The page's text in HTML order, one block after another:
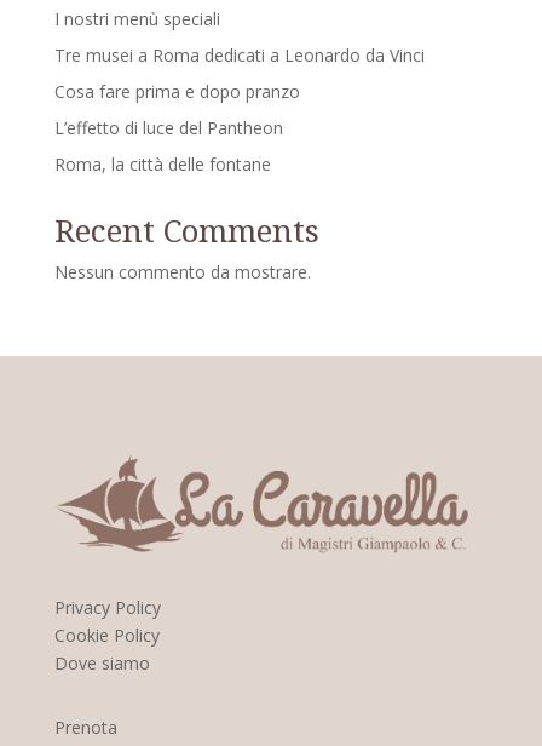
I nostri menù speciali
Tre musei a Roma dedicati a Leonardo da Vinci
Cosa fare prima e dopo pranzo
L’effetto di luce del Pantheon
Roma, la città delle fontane
Recent Comments
Nessun commento da mostrare.
Privacy Policy
Cookie Policy
Dove siamo
Prenota